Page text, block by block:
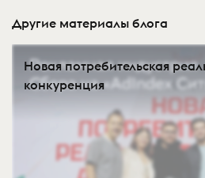
Другие материалы блога
Новая потребительская
конкуренция